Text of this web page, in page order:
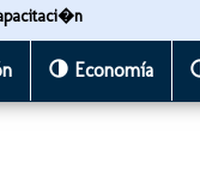
Economía